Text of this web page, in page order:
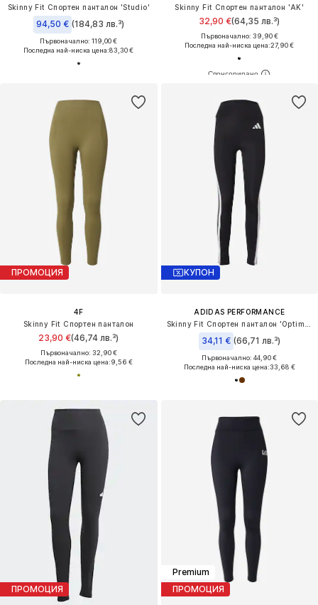
Skinny Fit Спортен панталон 'Studio'
94,50 € (184,83 лв.³)
Първоначално: 119,00 €
Последна най-ниска цена:83,30 €
Skinny Fit Спортен панталон 'AK'
32,90 €(64,35 лв.³)
Първоначално: 39,90 €
Последна най-ниска цена:27,90 €
ПРОМОЦИЯ
4F
Skinny Fit Спортен панталон
23,90 €(46,74 лв.³)
Първоначално: 32,90 €
Последна най-ниска цена:9,56 €
КУПОН
ADIDAS PERFORMANCE
34,11 € (66,71 лв.³)
Първоначално: 44,90 €
Последна най-ниска цена:33,68 €
ПРОМОЦИЯ
Premium
ПРОМОЦИЯ